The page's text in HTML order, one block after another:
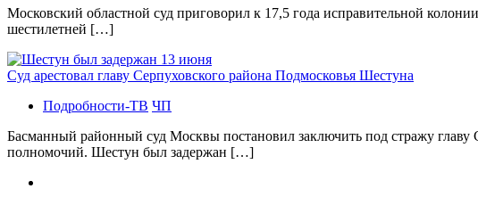
Московский областной суд приговорил к 17,5 года исправительной
шестилетней […]
Суд арестовал главу Серпуховского района Подмосковья Шестуна
Подробности-ТВ ЧП
Басманный районный суд Москвы постановил заключить под стражу
полномочий. Шестун был задержан […]